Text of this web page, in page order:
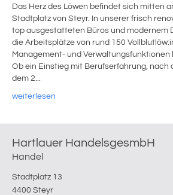
Das Herz des Löwen befindet sich mitten
Stadtplatz von Steyr. In unserer frisch
top ausgestatteten Büros und modernem
die Arbeitsplätze von rund 150
Management- und Verwaltungsfunktionen
Ob ein Einstieg mit Berufserfahrung, nach
dem 2...
weiterlesen
Hartlauer HandelsgesmbH
Handel
Stadtplatz 13
4400 Steyr